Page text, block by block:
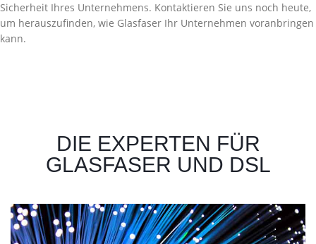
Sicherheit Ihres Unternehmens. Kontaktieren Sie uns noch heute,
um herauszufinden, wie Glasfaser Ihr Unternehmen voranbringen
kann.
DIE EXPERTEN FÜR
GLASFASER UND DSL